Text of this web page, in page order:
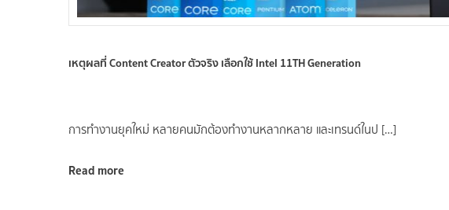
เหตุผลที่ Content Creator ตัวจริง เลือกใช้ Intel 11TH Generation
การทำงานยุคใหม่ หลายคนมักต้องทำงานหลากหลาย และเทรนด์ในป […]
Read more